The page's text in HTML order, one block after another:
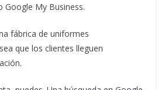
My Business.
fábrica de uniformes
que los clientes lleguen